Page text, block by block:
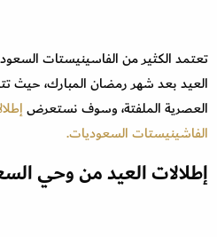
تعتمد الكثير من الفاسينيستات
العيد بعد شهر رمضان المبارك، حيث
العصرية الملفتة، وسوف نستعرض
الفاشينيستات السعوديات.
إطلالات العيد من وحي